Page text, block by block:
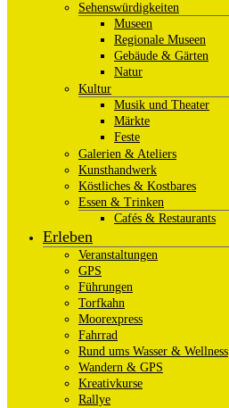
Sehenswürdigkeiten
Museen
Regionale Museen
Gebäude & Gärten
Natur
Kultur
Musik und Theater
Märkte
Feste
Galerien & Ateliers
Kunsthandwerk
Köstliches & Kostbares
Essen & Trinken
Cafés & Restaurants
Erleben
Veranstaltungen
GPS
Führungen
Torfkahn
Moorexpress
Fahrrad
Rund ums Wasser & Wellness
Wandern & GPS
Kreativkurse
Rallye